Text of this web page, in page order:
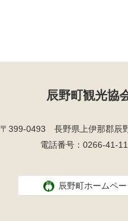
辰野町観光協
〒399-0493 長野県上伊那郡辰
電話番号：0266-41-
辰野町ホームペー